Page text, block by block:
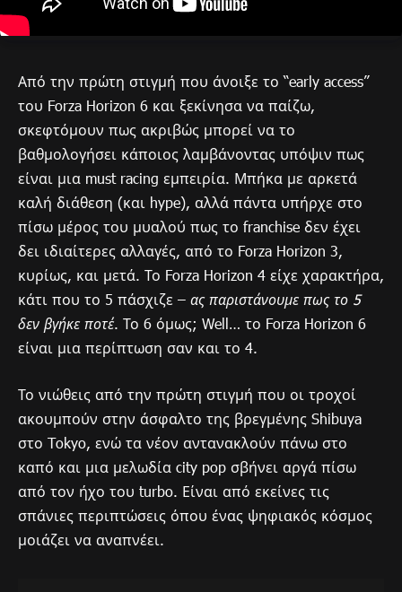
Από την πρώτη στιγμή που άνοιξε το “early access”
του Forza Horizon 6 και ξεκίνησα να παίζω,
σκεφτόμουν πως ακριβώς μπορεί να το
βαθμολογήσει κάποιος λαμβάνοντας υπόψιν πως
είναι μια must racing εμπειρία. Μπήκα με αρκετά
καλή διάθεση (και hype), αλλά πάντα υπήρχε στο
πίσω μέρος του μυαλού πως το franchise δεν έχει
δει ιδιαίτερες αλλαγές, από το Forza Horizon 3,
κυρίως, και μετά. Το Forza Horizon 4 είχε χαρακτήρα,
κάτι που το 5 πάσχιζε – ας παριστάνουμε πως το 5
δεν βγήκε ποτέ. Το 6 όμως; Well… το Forza Horizon 6
είναι μια περίπτωση σαν και το 4.
Το νιώθεις από την πρώτη στιγμή που οι τροχοί
ακουμπούν στην άσφαλτο της βρεγμένης Shibuya
στο Tokyo, ενώ τα νέον αντανακλούν πάνω στο
καπό και μια μελωδία city pop σβήνει αργά πίσω
από τον ήχο του turbo. Είναι από εκείνες τις
σπάνιες περιπτώσεις όπου ένας ψηφιακός κόσμος
μοιάζει να αναπνέει.